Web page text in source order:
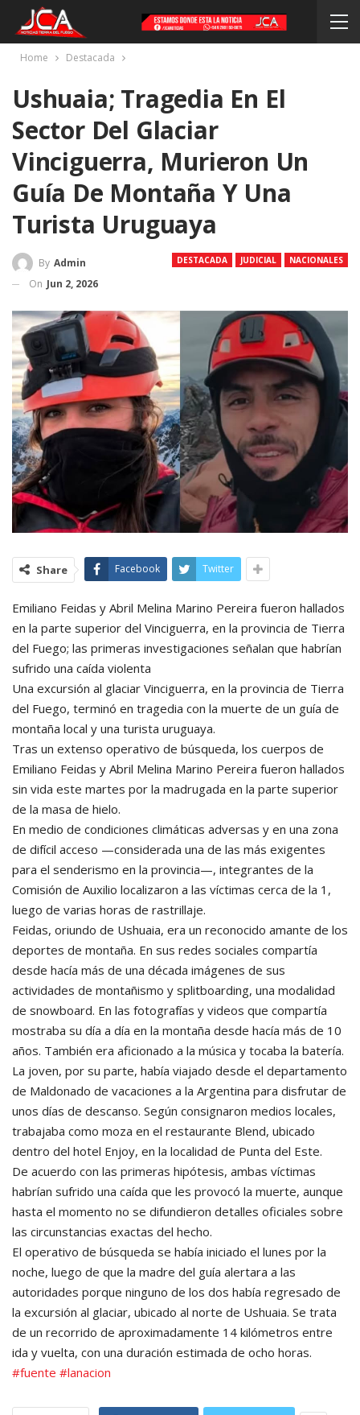
Home Destacada
Ushuaia; Tragedia En El
Sector Del Glaciar
Vinciguerra, Murieron Un
Guía De Montaña Y Una
Turista Uruguaya
DESTACADA JUDICIAL NACIONALES
By Admin
On Jun 2, 2026
Share Facebook Twitter
Emiliano Feidas y Abril Melina Marino Pereira fueron hallados
en la parte superior del Vinciguerra, en la provincia de Tierra
del Fuego; las primeras investigaciones señalan que habrían
sufrido una caída violenta
Una excursión al glaciar Vinciguerra, en la provincia de Tierra
del Fuego, terminó en tragedia con la muerte de un guía de
montaña local y una turista uruguaya.
Tras un extenso operativo de búsqueda, los cuerpos de
Emiliano Feidas y Abril Melina Marino Pereira fueron hallados
sin vida este martes por la madrugada en la parte superior
de la masa de hielo.
En medio de condiciones climáticas adversas y en una zona
de difícil acceso —considerada una de las más exigentes
para el senderismo en la provincia—, integrantes de la
Comisión de Auxilio localizaron a las víctimas cerca de la 1,
luego de varias horas de rastrillaje.
Feidas, oriundo de Ushuaia, era un reconocido amante de los
deportes de montaña. En sus redes sociales compartía
desde hacía más de una década imágenes de sus
actividades de montañismo y splitboarding, una modalidad
de snowboard. En las fotografías y videos que compartía
mostraba su día a día en la montaña desde hacía más de 10
años. También era aficionado a la música y tocaba la batería.
La joven, por su parte, había viajado desde el departamento
de Maldonado de vacaciones a la Argentina para disfrutar de
unos días de descanso. Según consignaron medios locales,
trabajaba como moza en el restaurante Blend, ubicado
dentro del hotel Enjoy, en la localidad de Punta del Este.
De acuerdo con las primeras hipótesis, ambas víctimas
habrían sufrido una caída que les provocó la muerte, aunque
hasta el momento no se difundieron detalles oficiales sobre
las circunstancias exactas del hecho.
El operativo de búsqueda se había iniciado el lunes por la
noche, luego de que la madre del guía alertara a las
autoridades porque ninguno de los dos había regresado de
la excursión al glaciar, ubicado al norte de Ushuaia. Se trata
de un recorrido de aproximadamente 14 kilómetros entre
ida y vuelta, con una duración estimada de ocho horas.
#fuente #lanacion